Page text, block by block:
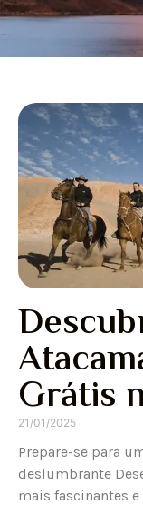
Grátis
21/01/2025
Prepare-se para
deslumbrante
mais fascinantes